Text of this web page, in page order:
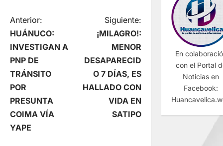
N
a
v
e
g
a
Anterior:
HUÁNUCO:
INVESTIGAN A
PNP DE
TRÁNSITO
POR
PRESUNTA
COIMA VÍA
YAPE
Siguiente:
¡MILAGRO!:
MENOR
DESAPARECID
O 7 DÍAS, ES
HALLADO CON
VIDA EN
SATIPO
En
con el Portal
Noticias en
Facebook: